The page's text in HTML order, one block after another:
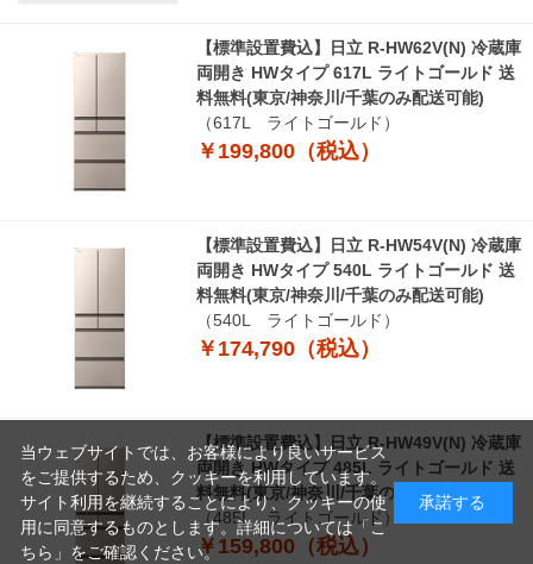
【標準設置費込】日立 R-HW62V(N) 冷蔵庫
両開き HWタイプ 617L ライトゴールド 送
料無料(東京/神奈川/千葉のみ配送可能)
（617L ライトゴールド）
￥199,800（税込）
【標準設置費込】日立 R-HW54V(N) 冷蔵庫
両開き HWタイプ 540L ライトゴールド 送
料無料(東京/神奈川/千葉のみ配送可能)
（540L ライトゴールド）
￥174,790（税込）
【標準設置費込】日立 R-HW49V(N) 冷蔵庫
両開き HWタイプ 485L ライトゴールド 送
料無料(東京/神奈川/千葉のみ配送可能)
（485L ライトゴールド）
￥159,800（税込）
当ウェブサイトでは、お客様により良いサービス
をご提供するため、クッキーを利用しています。
サイト利用を継続することにより、クッキーの使
用に同意するものとします。詳細については「 こ
ちら 」をご確認ください。
承諾する